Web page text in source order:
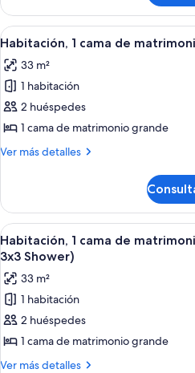
a
la
ciudad
2
camas
de
vistas
la
ciudad
Abrir
todas
las
fotos
de
Habitación,
1
matrimonio
grande
(Fitness
1
King)
5
Habitación, 1 cama de
33 m²
1 habitación
2 huéspedes
1 cama de matrimonio grande
Ver más detalles
Más
1
cama
de
matrimonio
(Fitness
King)
Abrir
todas
las
fotos
de
Habitación,
1
cama
7
Habitación, 1 cama de
3x3 Shower)
33 m²
1 habitación
2 huéspedes
1 cama de matrimonio grande
Ver más detalles
Más